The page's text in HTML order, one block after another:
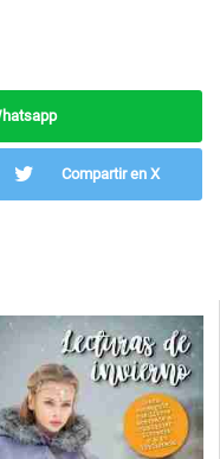
Compartir en X